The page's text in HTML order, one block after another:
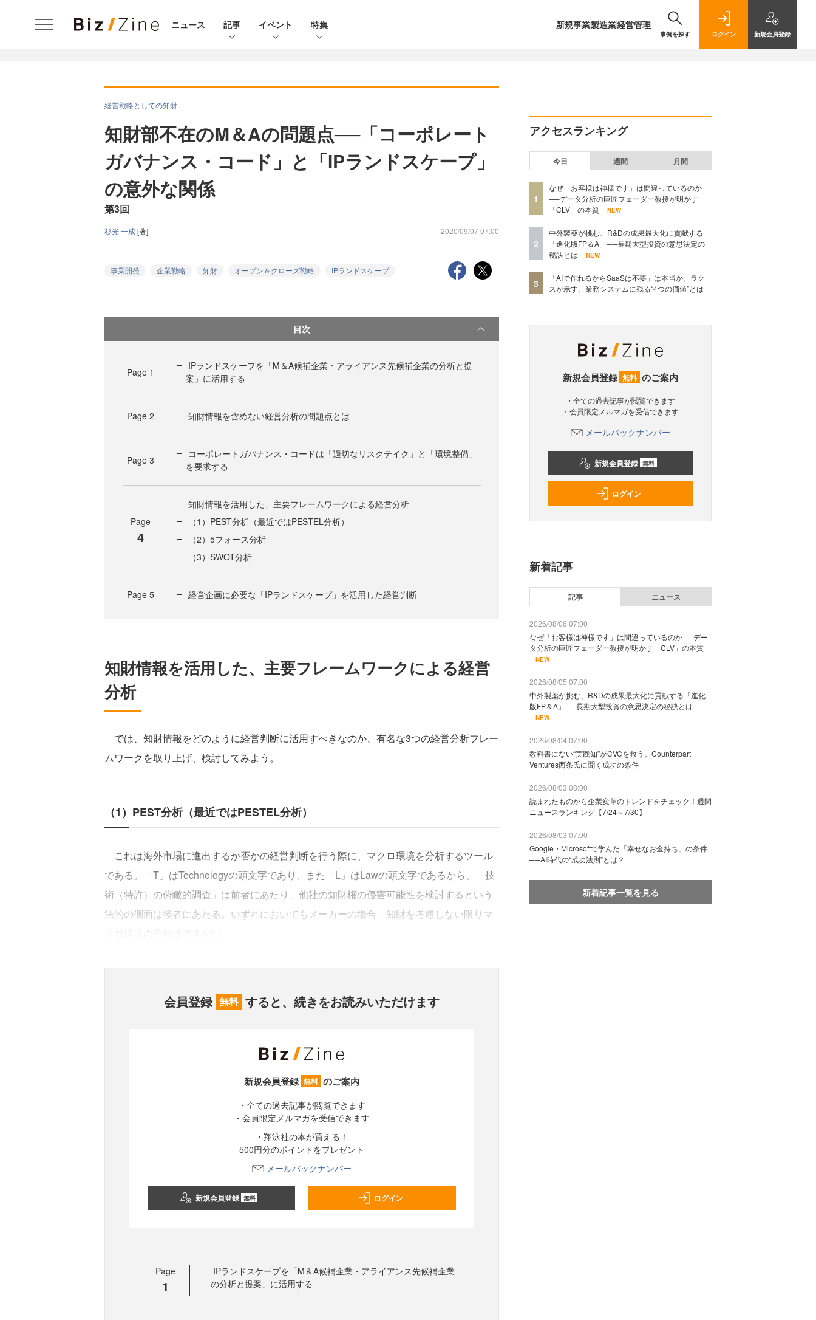
ニュース 記事 イベント 特集 新規事業製造業経営管理
事例を探す ログイン 新規会員登録
経営戦略としての知財
知財部不在のM＆Aの問題点──「コーポレート
ガバナンス・コード」と「IPランドスケープ」
の意外な関係
第3回
杉光 一成[著] 2020/09/07 07:00
事業開発 企業戦略 知財 オープン＆クローズ戦略 IPランドスケープ
目次
Page 1
IPランドスケープを「M＆A候補企業・アライアンス先候補企業の分析と提
案」に活用する
Page 2 知財情報を含めない経営分析の問題点とは
Page 3
コーポレートガバナンス・コードは「適切なリスクテイク」と「環境整備」
を要求する
Page
4
知財情報を活用した、主要フレームワークによる経営分析
（1）PEST分析（最近ではPESTEL分析）
（2）5フォース分析
（3）SWOT分析
Page 5 経営企画に必要な「IPランドスケープ」を活用した経営判断
知財情報を活用した、主要フレームワークによる経営
分析
では、知財情報をどのように経営判断に活用すべきなのか、有名な3つの経営分析フレー
ムワークを取り上げ、検討してみよう。
（1）PEST分析（最近ではPESTEL分析）
これは海外市場に進出するか否かの経営判断を行う際に、マクロ環境を分析するツール
である。「T」はTechnologyの頭文字であり、また「L」はLawの頭文字であるから、「技
術（特許）の俯瞰的調査」は前者にあたり、他社の知財権の侵害可能性を検討するという
法的の側面は後者にあたる。いずれにおいてもメーカーの場合、知財を考慮しない限りマ
会員登録 無料 すると、続きをお読みいただけます
新規会員登録 無料 のご案内
・全ての過去記事が閲覧できます
・会員限定メルマガを受信できます
・翔泳社の本が買える！
500円分のポイントをプレゼント
メールバックナンバー
新規会員登録 無料 ログイン
Page
1
IPランドスケープを「M＆A候補企業・アライアンス先候補企業
の分析と提案」に活用する
アクセスランキング
今日 週間 月間
1
なぜ「お客様は神様です」は間違っているのか
──データ分析の巨匠フェーダー教授が明かす
「CLV」の本質
NEW
2
中外製薬が挑む、R&Dの成果最大化に貢献する
「進化版FP＆A」──長期大型投資の意思決定の
秘訣とは
NEW
3
「AIで作れるからSaaSは不要」は本当か。ラク
スが示す、業務システムに残る“4つの価値”とは
新規会員登録 無料 のご案内
・全ての過去記事が閲覧できます
・会員限定メルマガを受信できます
メールバックナンバー
新規会員登録 無料
ログイン
新着記事
記事 ニュース
2026/08/06 07:00
なぜ「お客様は神様です」は間違っているのか──デー
タ分析の巨匠フェーダー教授が明かす「CLV」の本質
NEW
2026/08/05 07:00
中外製薬が挑む、R&Dの成果最大化に貢献する「進化
版FP＆A」──長期大型投資の意思決定の秘訣とは
NEW
2026/08/04 07:00
教科書にない“実践知”がCVCを救う。Counterpart
Ventures西条氏に聞く成功の条件
2026/08/03 08:00
読まれたものから企業変革のトレンドをチェック！週間
ニュースランキング【7/24～7/30】
2026/08/03 07:00
Google・Microsoftで学んだ「幸せなお金持ち」の条件
──AI時代の“成功法則”とは？
新着記事一覧を見る